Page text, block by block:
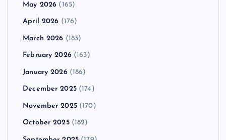
May 2026 (165)
April 2026 (176)
March 2026 (183)
February 2026(163)
January 2026(186)
December 2025(174)
November 2025(170)
October 2025(182)